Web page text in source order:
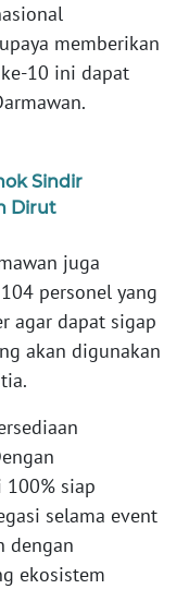
memberikan
10 ini dapat
Sindir
Dirut
juga
personel yang
agar dapat sigap
akan digunakan
100% siap
selama event
dengan
ekosistem